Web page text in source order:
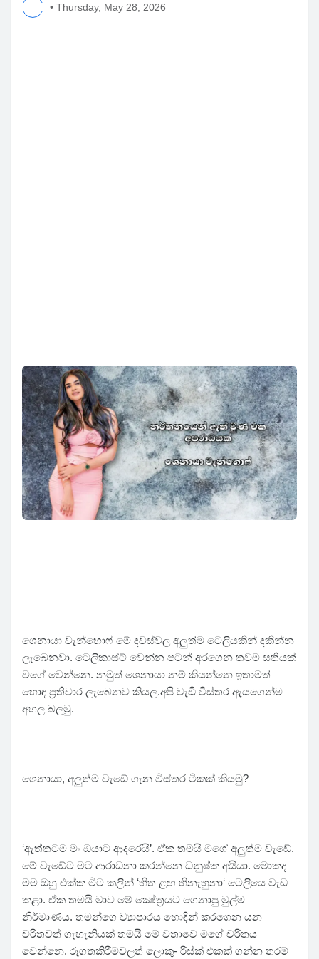
• Thursday, May 28, 2026
ශෙනායා වැන්හොෆ් මේ දවස්වල අලුත්ම ටෙලියකින් දකින්න
ලැබෙනවා. ටෙලිකාස්ට් වෙන්න පටන් අරගෙන තවම සතියක්
වගේ වෙන්නෙ. නමුත් ශෙනායා නම් කියන්නෙ ඉතාමත්
හොඳ ප්‍රතිචාර ලැබෙනව කියල.අපි වැඩි විස්තර ඇයගෙන්ම
අහල බලමු.
ශෙනායා, අලුත්ම වැඩේ ගැන විස්තර ටිකක් කියමු?
‘ඇත්තටම මං ඔයාට ආදරෙයි’. ඒක තමයි මගේ අලුත්ම වැඩේ.
මේ වැඩේට මට ආරාධනා කරන්නෙ ධනුෂ්ක අයියා. මොකද
මම ඔහු එක්ක මීට කලින් ‘හිත ළඟ හිනැහුනා‘ ටෙලියෙ වැඩ
කළා. ඒක තමයි මාව මේ ක්‍ෂේත්‍රයට ගෙනාපු මුල්ම
නිර්මාණය. තමන්ගෙ ව්‍යාපාරය හොඳින් කරගෙන යන
චරිතවත් ගැහැනියක් තමයි මේ වතාවෙ මගේ චරිතය
වෙන්නෙ. රූගතකිරීම්වලත් ලොකු- රිස්ක් එකක් ගන්න තරම්